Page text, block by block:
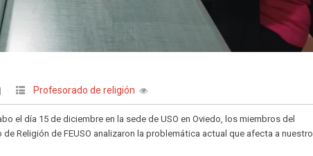
| Profesorado de religión
el día 15 de diciembre en la sede de USO en Oviedo, los miembros del
Religión de FEUSO analizaron la problemática actual que afecta a nuestro